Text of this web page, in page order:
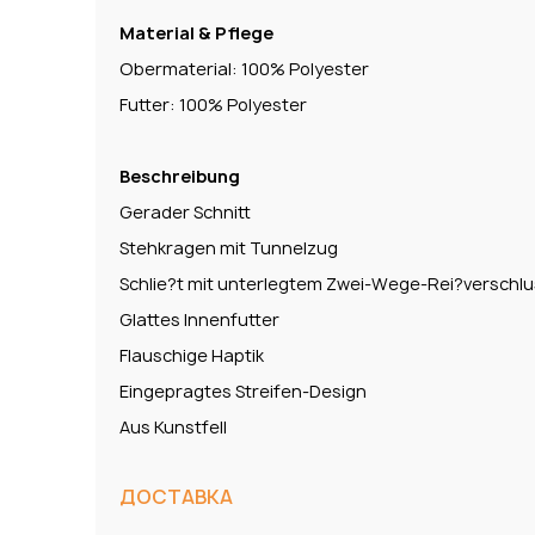
Material & Pflege
Obermaterial: 100% Polyester
Futter: 100% Polyester
Beschreibung
Gerader Schnitt
Stehkragen mit Tunnelzug
Schlie?t mit unterlegtem Zwei-Wege-
Glattes Innenfutter
Flauschige Haptik
Eingepragtes Streifen-Design
Aus Kunstfell
ДОСТАВКА